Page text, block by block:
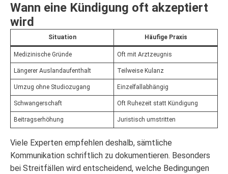
Wann eine Kündigung oft akzeptiert
wird
Situation Häufige Praxis
Medizinische Gründe Oft mit Arztzeugnis
Längerer Auslandaufenthalt Teilweise Kulanz
Umzug ohne Studiozugang Einzelfallabhängig
Schwangerschaft Oft Ruhezeit statt Kündigung
Beitragserhöhung Juristisch umstritten
Viele Experten empfehlen deshalb, sämtliche
Kommunikation schriftlich zu dokumentieren. Besonders
bei Streitfällen wird entscheidend, welche Bedingungen